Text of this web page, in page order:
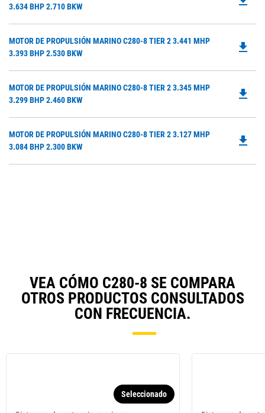
3.634 BHP 2.710 BKW
MOTOR DE PROPULSIÓN MARINO C280-8 TIER 2 3.441 MHP
3.393 BHP 2.530 BKW
file_download
MOTOR DE PROPULSIÓN MARINO C280-8 TIER 2 3.345 MHP
3.299 BHP 2.460 BKW
file_download
MOTOR DE PROPULSIÓN MARINO C280-8 TIER 2 3.127 MHP
3.084 BHP 2.300 BKW
file_download
VEA CÓMO C280-8 SE COMPARA
OTROS PRODUCTOS CONSULTADOS
CON FRECUENCIA.
Seleccionado